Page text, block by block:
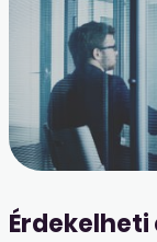
Érdekelheti